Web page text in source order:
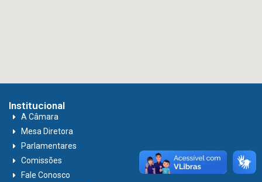
Institucional
A Câmara
Mesa Diretora
Parlamentares
Comissões
Fale Conosco